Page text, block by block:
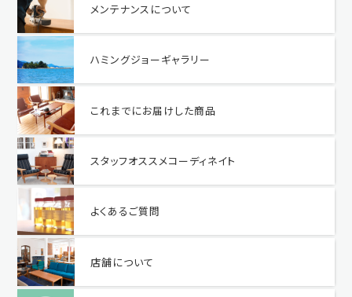
メンテナンスについて
ハミングジョーギャラリー
これまでにお届けした商品
スタッフオススメコーディネイト
よくあるご質問
店舗について